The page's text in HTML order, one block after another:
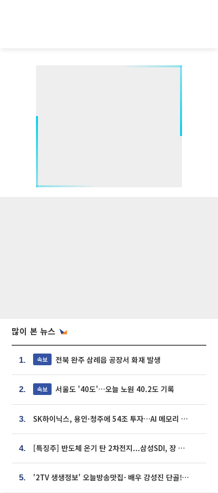
많이 본 뉴스
1. 속보 전북 완주 삼례읍 공장서 화재 발생
2. 속보 서울도 '40도'…오늘 노원 40.2도 기록
3. SK하이닉스, 용인·청주에 54조 투자…AI 메모리 생산기지 키운다
4. [특징주] 반도체 온기 탄 2차전지...삼성SDI, 장 초반 7% 넘게 껑충
5. '2TV 생생정보' 오늘방송맛집- 배우 강성진 단골! 쌀국수ㆍ푸팟퐁 커리 맛집 '블○○○'